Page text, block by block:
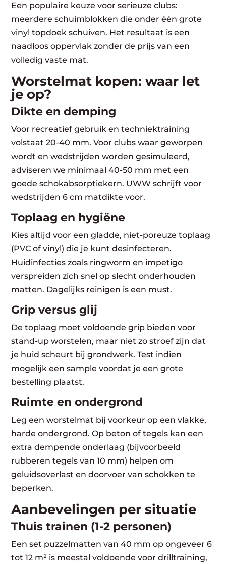
Een populaire keuze voor serieuze clubs:
meerdere schuimblokken die onder één grote
vinyl topdoek schuiven. Het resultaat is een
naadloos oppervlak zonder de prijs van een
volledig vaste mat.
Worstelmat kopen: waar let
je op?
Dikte en demping
Voor recreatief gebruik en techniektraining
volstaat 20-40 mm. Voor clubs waar geworpen
wordt en wedstrijden worden gesimuleerd,
adviseren we minimaal 40-50 mm met een
goede schokabsorptiekern. UWW schrijft voor
wedstrijden 6 cm matdikte voor.
Toplaag en hygiëne
Kies altijd voor een gladde, niet-poreuze toplaag
(PVC of vinyl) die je kunt desinfecteren.
Huidinfecties zoals ringworm en impetigo
verspreiden zich snel op slecht onderhouden
matten. Dagelijks reinigen is een must.
Grip versus glij
De toplaag moet voldoende grip bieden voor
stand-up worstelen, maar niet zo stroef zijn dat
je huid scheurt bij grondwerk. Test indien
mogelijk een sample voordat je een grote
bestelling plaatst.
Ruimte en ondergrond
Leg een worstelmat bij voorkeur op een vlakke,
harde ondergrond. Op beton of tegels kan een
extra dempende onderlaag (bijvoorbeeld
rubberen tegels van 10 mm) helpen om
geluidsoverlast en doorvoer van schokken te
beperken.
Aanbevelingen per situatie
Thuis trainen (1-2 personen)
Een set puzzelmatten van 40 mm op ongeveer 6
tot 12 m² is meestal voldoende voor drilltraining,